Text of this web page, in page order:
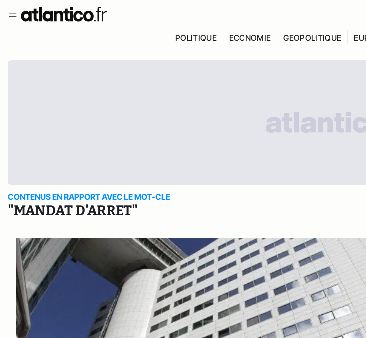
POLITIQUE ECONOMIE GEOPOLITIQUE
CONTENUS EN RAPPORT AVEC LE MOT-CLE
"MANDAT D'ARRET"